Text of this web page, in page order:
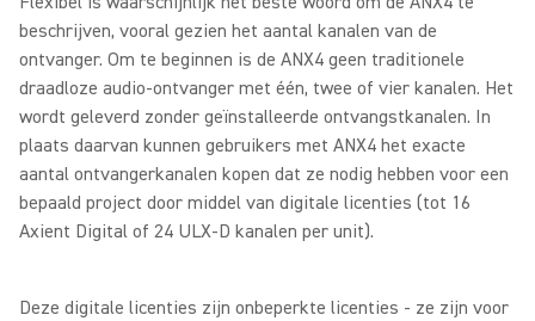
beschrijven, vooral gezien het aantal kanalen van de
ontvanger. Om te beginnen is de ANX4 geen traditionele
draadloze audio-ontvanger met één, twee of vier kanalen. Het
wordt geleverd zonder geïnstalleerde ontvangstkanalen. In
plaats daarvan kunnen gebruikers met ANX4 het exacte
aantal ontvangerkanalen kopen dat ze nodig hebben voor een
bepaald project door middel van digitale licenties (tot 16
Axient Digital of 24 ULX-D kanalen per unit).
Deze digitale licenties zijn onbeperkte licenties - ze zijn voor